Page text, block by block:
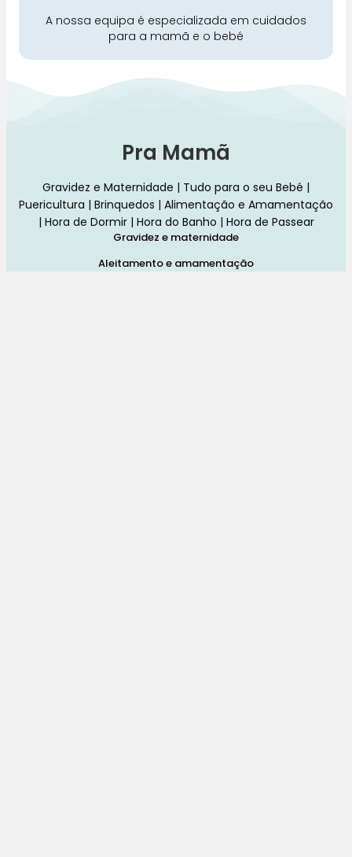
A nossa equipa é especializada em cuidados
para a mamã e o bebé
Pra Mamã
Gravidez e Maternidade | Tudo para o seu Bebé |
Puericultura | Brinquedos | Alimentação e Amamentação
| Hora de Dormir | Hora do Banho | Hora de Passear
Gravidez e maternidade
Aleitamento e amamentação